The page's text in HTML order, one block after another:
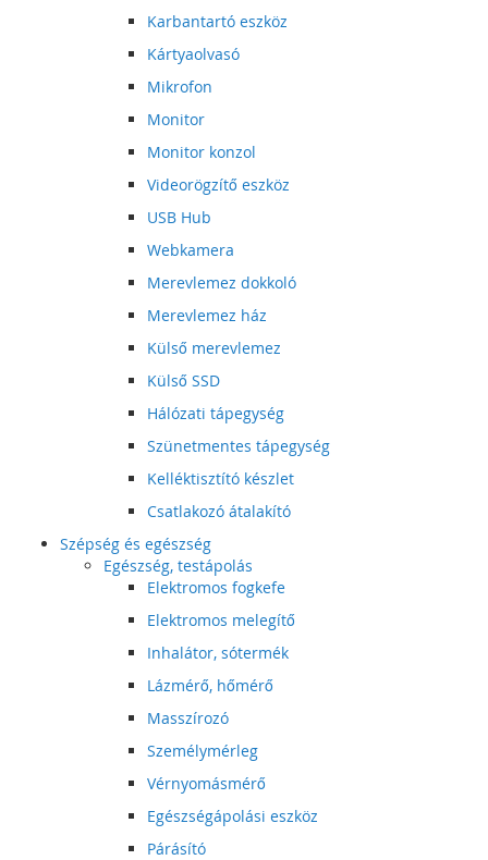
Karbantartó eszköz
Kártyaolvasó
Mikrofon
Monitor
Monitor konzol
Videorögzítő eszköz
USB Hub
Webkamera
Merevlemez dokkoló
Merevlemez ház
Külső merevlemez
Külső SSD
Hálózati tápegység
Szünetmentes tápegység
Kelléktisztító készlet
Csatlakozó átalakító
Szépség és egészség
Egészség, testápolás
Elektromos fogkefe
Elektromos melegítő
Inhalátor, sótermék
Lázmérő, hőmérő
Masszírozó
Személymérleg
Vérnyomásmérő
Egészségápolási eszköz
Párásító